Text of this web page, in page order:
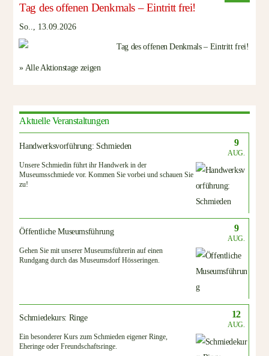
Tag des offenen Denkmals – Eintritt frei!
So.., 13.09.2026
» Alle Aktionstage zeigen
Aktuelle Veranstaltungen
Handwerksvorführung: Schmieden 9
AUG.
Unsere Schmiedin führt ihr Handwerk in der
Museumsschmiede vor. Kommen Sie vorbei und schauen Sie
zu!
Öffentliche Museumsführung 9
AUG.
Gehen Sie mit unserer Museumsführerin auf einen
Rundgang durch das Museumsdorf Hösseringen.
Schmiedekurs: Ringe 12
AUG.
Ein besonderer Kurs zum Schmieden eigener Ringe,
Eheringe oder Freundschaftsringe.